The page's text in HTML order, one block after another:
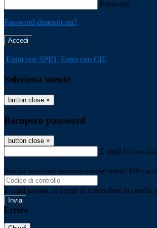
Password
Password dimenticata?
-
Entra con SPID Entra con CIE
Seleziona utente
button close ×
Recupero password
button close ×
E-mail Verrà
Non hai una e-mail associata al nome utente? Effettua
E-mail inviata, si prega di controllare la casella
Errore